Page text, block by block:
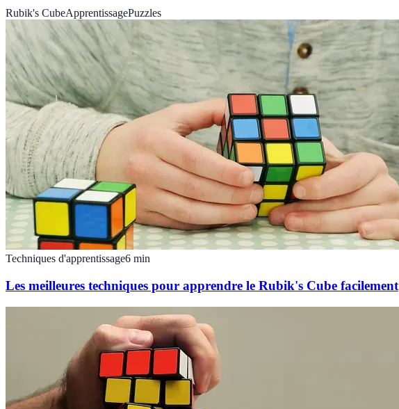
Rubik's CubeApprentissagePuzzles
Techniques d'apprentissage6 min
Les meilleures techniques pour apprendre le Rubik's Cube facilement